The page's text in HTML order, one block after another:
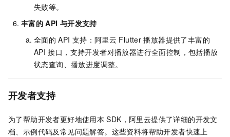
失败等。
丰富的 API 与开发支持
全面的 API 支持：阿里云 Flutter 播放器提供了丰富的
API 接口，支持开发者对播放器进行全面控制，包括播放
状态查询、播放进度调整。
开发者支持
为了帮助开发者更好地使用本 SDK，阿里云提供了详细的开发文
档、示例代码及常见问题解答。这些资料将帮助开发者快速上